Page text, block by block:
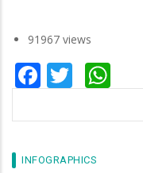
91967 views
Facebook
Twitter
INFOGRAPHICS